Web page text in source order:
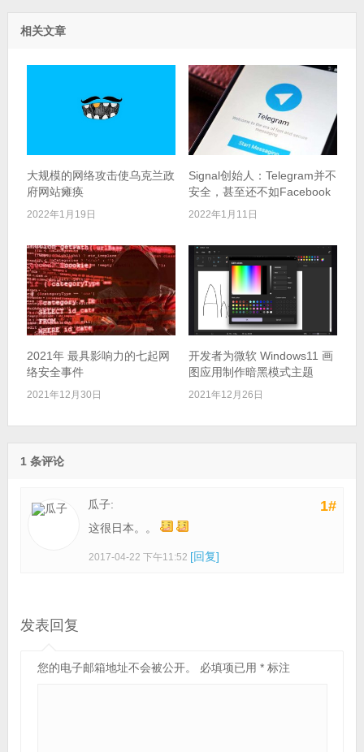
相关文章
大规模的网络攻击使乌克兰政
府网站瘫痪
2022年1月19日
Signal创始人：Telegram并不
安全，甚至还不如Facebook
2022年1月11日
2021年 最具影响力的七起网
络安全事件
2021年12月30日
开发者为微软 Windows11 画
图应用制作暗黑模式主题
2021年12月26日
1 条评论
1#
瓜子:
这很日本。。
2017-04-22 下午11:52 [回复]
发表回复
您的电子邮箱地址不会被公开。 必填项已用 *标注